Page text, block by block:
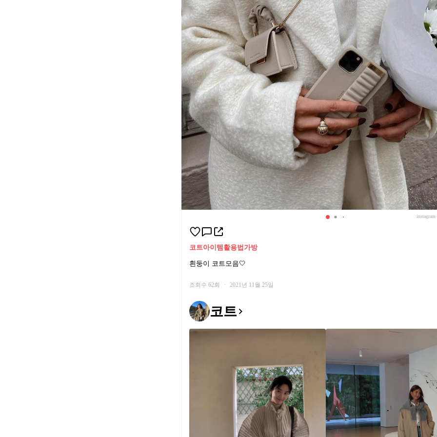
코트아이템활용법 가방
흰둥이 코트모음🤍
조회수 62회 · 2021년 11월 25일
코트